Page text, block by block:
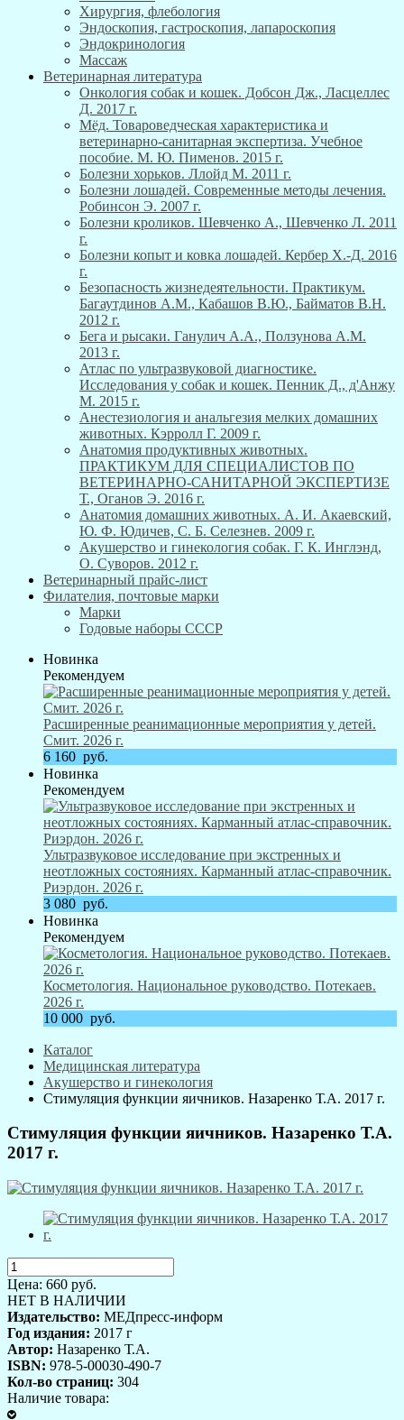
Хирургия, флебология
Эндоскопия, гастроскопия, лапароскопия
Эндокринология
Массаж
Ветеринарная литература
Онкология собак и кошек. Добсон Дж., Ласцеллес
Д. 2017 г.
Мёд. Товароведческая характеристика и
ветеринарно-санитарная экспертиза. Учебное
пособие. М. Ю. Пименов. 2015 г.
Болезни хорьков. Ллойд М. 2011 г.
Болезни лошадей. Современные методы лечения.
Робинсон Э. 2007 г.
Болезни кроликов. Шевченко А., Шевченко Л. 2011
г.
Болезни копыт и ковка лошадей. Кербер Х.-Д. 2016
г.
Безопасность жизнедеятельности. Практикум.
Багаутдинов А.М., Кабашов В.Ю., Байматов В.Н.
2012 г.
Бега и рысаки. Ганулич А.А., Ползунова А.М.
2013 г.
Атлас по ультразвуковой диагностике.
Исследования у собак и кошек. Пенник Д., д'Анжу
М. 2015 г.
Анестезиология и анальгезия мелких домашних
животных. Кэрролл Г. 2009 г.
Анатомия продуктивных животных.
ПРАКТИКУМ ДЛЯ СПЕЦИАЛИСТОВ ПО
ВЕТЕРИНАРНО-САНИТАРНОЙ ЭКСПЕРТИЗЕ
Т., Оганов Э. 2016 г.
Анатомия домашних животных. А. И. Акаевский,
Ю. Ф. Юдичев, С. Б. Селезнев. 2009 г.
Акушерство и гинекология собак. Г. К. Инглэнд,
О. Суворов. 2012 г.
Ветеринарный прайс-лист
Филателия, почтовые марки
Марки
Годовые наборы СССР
Новинка
Рекомендуем
Расширенные реанимационные мероприятия у детей.
Смит. 2026 г.
6 160 руб.
Новинка
Рекомендуем
Ультразвуковое исследование при экстренных и
неотложных состояниях. Карманный атлас-справочник.
Риэрдон. 2026 г.
3 080 руб.
Новинка
Рекомендуем
Косметология. Национальное руководство. Потекаев.
2026 г.
10 000 руб.
Каталог
Медицинская литература
Акушерство и гинекология
Стимуляция функции яичников. Назаренко Т.А. 2017 г.
Стимуляция функции яичников. Назаренко Т.А.
2017 г.
Цена: 660 руб.
НЕТ В НАЛИЧИИ
Издательство: МЕДпресс-информ
Год издания: 2017 г
Автор: Назаренко Т.А.
ISBN: 978-5-00030-490-7
Кол-во страниц: 304
Наличие товара: